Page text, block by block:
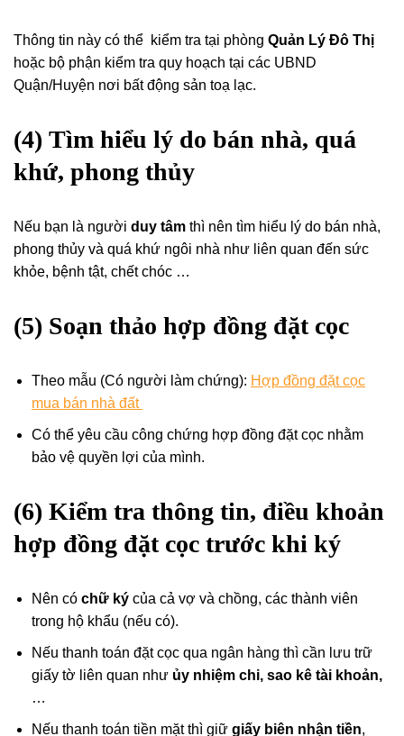
Thông tin này có thể kiểm tra tại phòng Quản Lý Đô Thị
hoặc bộ phận kiểm tra quy hoạch tại các UBND
Quận/Huyện nơi bất động sản toạ lạc.
(4) Tìm hiểu lý do bán nhà, quá
khứ, phong thủy
Nếu bạn là người duy tâm thì nên tìm hiểu lý do bán nhà,
phong thủy và quá khứ ngôi nhà như liên quan đến sức
khỏe, bệnh tật, chết chóc …
(5) Soạn thảo hợp đồng đặt cọc
Theo mẫu (Có người làm chứng): Hợp đồng đặt cọc
mua bán nhà đất
Có thể yêu cầu công chứng hợp đồng đặt cọc nhằm
bảo vệ quyền lợi của mình.
(6) Kiểm tra thông tin, điều khoản
hợp đồng đặt cọc trước khi ký
Nên có chữ ký của cả vợ và chồng, các thành viên
trong hộ khẩu (nếu có).
Nếu thanh toán đặt cọc qua ngân hàng thì cần lưu trữ
giấy tờ liên quan như ủy nhiệm chi, sao kê tài khoản,
…
Nếu thanh toán tiền mặt thì giữ giấy biên nhận tiền,